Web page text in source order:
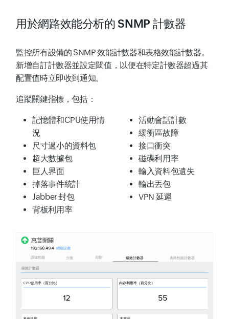
用於網路效能分析的 SNMP 計數器
監控所有設備的 SNMP 效能計數器和表格效能計數器。
新增自訂計數器並設定閾值，以便在特定計數器超過其
配置值時立即收到通知。
追蹤關鍵指標，包括：
記憶體和CPU使用情
況
尺寸過小的資料包
超大數據包
巨人界面
掉落事件統計
Jabber 封包
背板利用率
活動會話計數
緩衝區故障
接口衝突
磁碟利用率
輸入資料包遺失
輸出丟包
VPN 延遲